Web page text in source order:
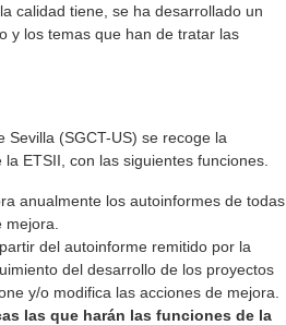
calidad tiene, se ha desarrollado un
y los temas que han de tratar las
(SGCT-US) se recoge la
ETSII, con las siguientes funciones.
anualmente los autoinformes de todas
del autoinforme remitido por la
del desarrollo de los proyectos
y/o modifica las acciones de mejora.
las que harán las funciones de la